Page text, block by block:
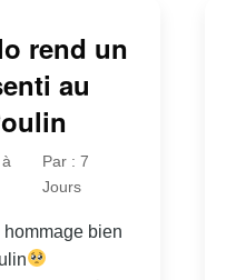
rend un
au
Par : 7
Jours
bien